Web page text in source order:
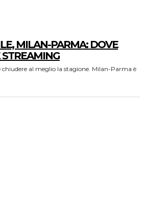
MILAN-PARMA: DOVE
chiudere al meglio la stagione. Milan-Parma è